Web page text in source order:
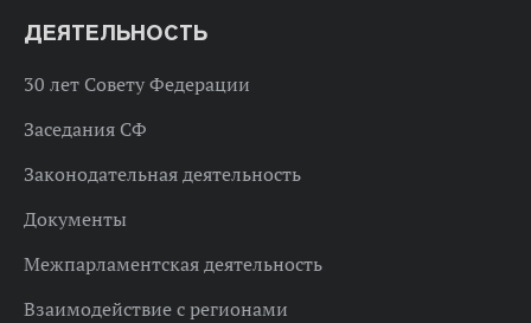
ДЕЯТЕЛЬНОСТЬ
30 лет Совету Федерации
Заседания СФ
Законодательная деятельность
Документы
Межпарламентская деятельность
Взаимодействие с регионами